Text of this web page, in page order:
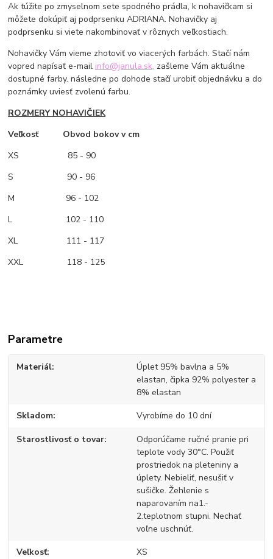
Ak túžite po zmyselnom sete spodného prádla, k nohavičkam si
môžete dokúpiť aj podprsenku ADRIANA. Nohavičky aj
podprsenku si viete nakombinovať v rôznych veľkostiach.
Nohavičky Vám vieme zhotoviť vo viacerých farbách. Stačí nám
vopred napísať e-mail info@janula.sk, zašleme Vám aktuálne
dostupné farby. následne po dohode stačí urobiť objednávku a do
poznámky uviesť zvolenú farbu.
ROZMERY NOHAVIČIEK
Veľkosť Obvod bokov v cm
XS
85 - 90
S 90 - 96
M
96 - 102
L 102 - 110
XL 111 - 117
XXL 118 - 125
Parametre
Materiál
Úplet 95% bavlna a 5%
elastan, čipka 92% polyester a
8% elastan
Skladom Vyrobíme do 10 dní
Starostlivosť o tovar
Odporúčame ručné pranie pri
teplote vody 30°C. Použiť
prostriedok na pleteniny a
úplety. Nebieliť, nesušiť v
sušičke. Žehlenie s
naparovaním na1.-
2.teplotnom stupni. Nechať
voľne uschnúť.
Veľkosť XS